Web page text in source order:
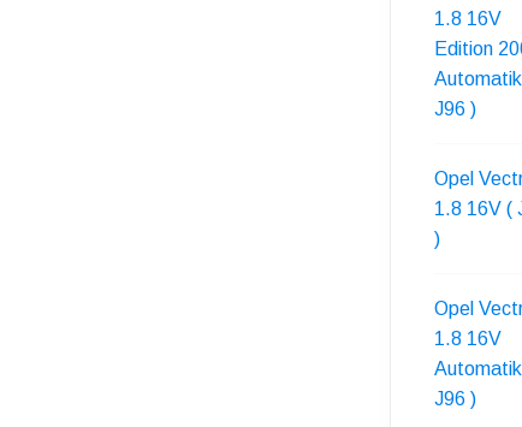
1.8 16V
Edition
J96 )
Opel
1.8 16V (
)
Opel
1.8 16V
J96 )